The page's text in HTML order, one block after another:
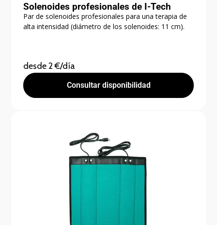
Solenoides profesionales de I-Tech
Par de solenoides profesionales para una terapia de
alta intensidad (diámetro de los solenoides: 11 cm).
desde 2 €/día
Consultar disponibilidad